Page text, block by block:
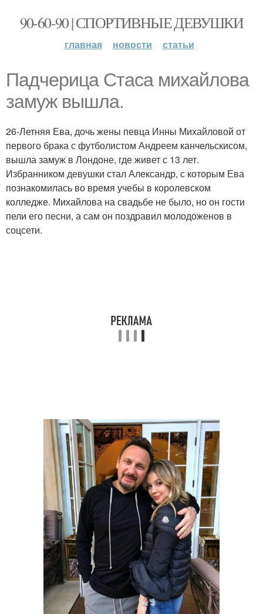
90-60-90 | СПОРТИВНЫЕ ДЕВУШКИ
главная новости статьи
Падчерица Стаса михайлова
замуж вышла.
26-Летняя Ева, дочь жены певца Инны Михайловой от
первого брака с футболистом Андреем канчельскисом,
вышла замуж в Лондоне, где живет с 13 лет.
Избранником девушки стал Александр, с которым Ева
познакомилась во время учебы в королевском
колледже. Михайлова на свадьбе не было, но он гости
пели его песни, а сам он поздравил молодоженов в
соцсети.